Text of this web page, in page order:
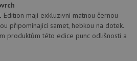
Edition mají exkluzivní matnou černou
připomínající samet, hebkou na dotek.
produktům této edice punc odlišnosti a